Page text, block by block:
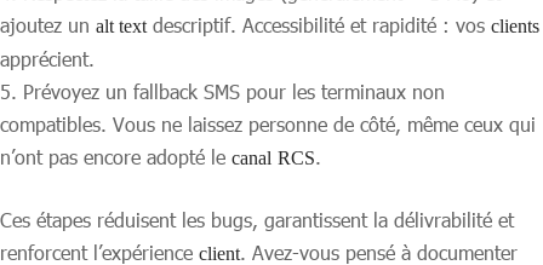
ajoutez un alt text descriptif. Accessibilité et rapidité : vos clients
apprécient.
Prévoyez un fallback SMS pour les terminaux non
compatibles. Vous ne laissez personne de côté, même ceux qui
n’ont pas encore adopté le canal RCS.
Ces étapes réduisent les bugs, garantissent la délivrabilité et
renforcent l’expérience client. Avez-vous pensé à documenter